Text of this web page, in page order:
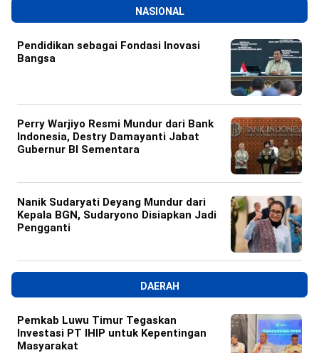
NASIONAL
Pendidikan sebagai Fondasi Inovasi
Bangsa
Perry Warjiyo Resmi Mundur dari Bank
Indonesia, Destry Damayanti Jabat
Gubernur BI Sementara
Nanik Sudaryati Deyang Mundur dari
Kepala BGN, Sudaryono Disiapkan Jadi
Pengganti
DAERAH
Pemkab Luwu Timur Tegaskan
Investasi PT IHIP untuk Kepentingan
Masyarakat